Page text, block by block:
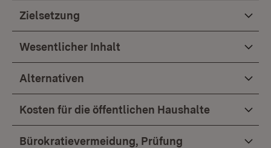
Zielsetzung
Wesentlicher Inhalt
Alternativen
Kosten für die öffentlichen Haushalte
Bürokratievermeidung, Prüfung